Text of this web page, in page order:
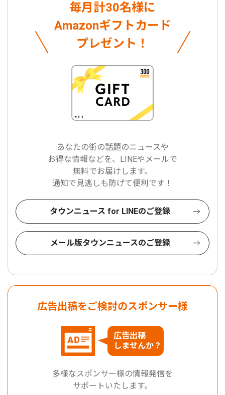
毎月計30名様に
Amazonギフトカード
プレゼント！
あなたの街の話題のニュースや
お得な情報などを、LINEやメールで
無料でお届けします。
通知で見逃しも防げて便利です！
タウンニュース for LINEのご登録
メール版タウンニュースのご登録
広告出稿をご検討のスポンサー様
広告出稿
しませんか？
多様なスポンサー様の情報発信を
サポートいたします。